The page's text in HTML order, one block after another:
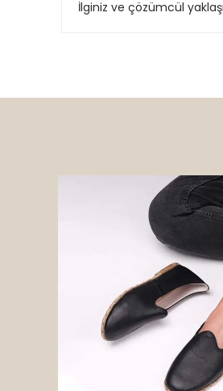
İlginiz ve çözümcül